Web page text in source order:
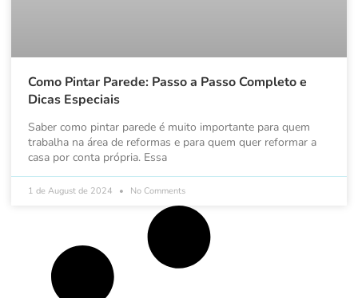
Como Pintar Parede: Passo a Passo Completo e
Dicas Especiais
Saber como pintar parede é muito importante para quem
trabalha na área de reformas e para quem quer reformar a
casa por conta própria. Essa
1 de August de 2024 No Comments